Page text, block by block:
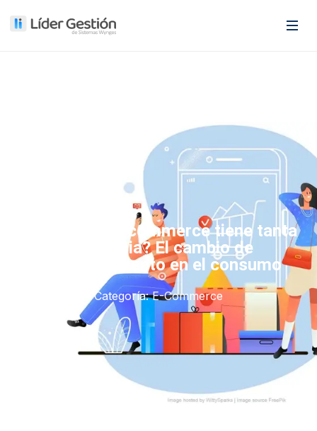
¿Por Qué el e-commerce tiene tanta
relevancia? El cambio de
comportamiento en el consumo
Categoría:E-Commerce